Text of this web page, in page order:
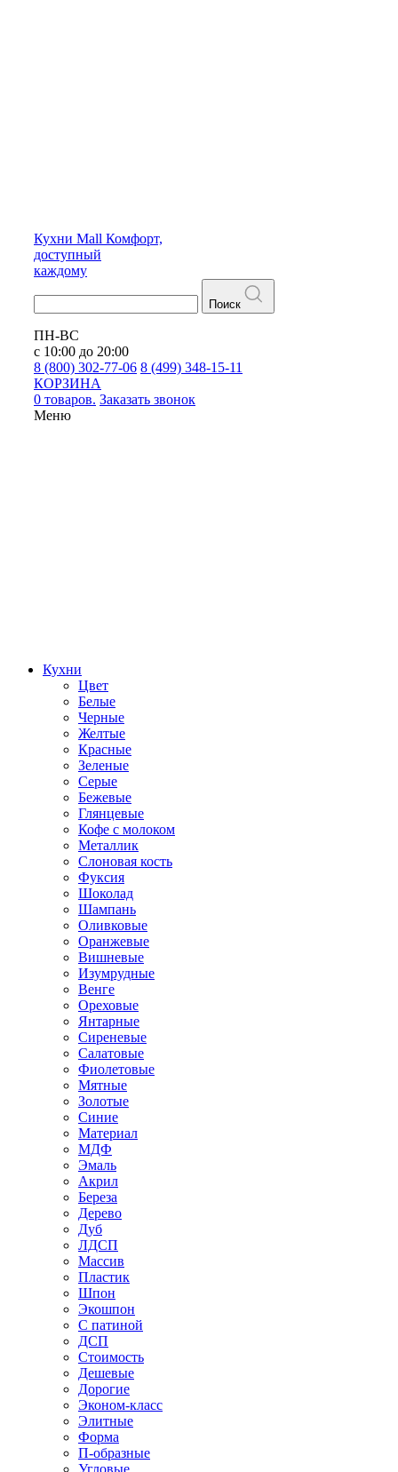
Кухни Mall Комфорт,
доступный
каждому
Поиск
ПН-ВС
с 10:00 до 20:00
8 (800) 302-77-06 8 (499) 348-15-11
КОРЗИНА
0 товаров. Заказать звонок
Меню
Кухни
Цвет
Белые
Черные
Желтые
Красные
Зеленые
Серые
Бежевые
Глянцевые
Кофе с молоком
Металлик
Слоновая кость
Фуксия
Шоколад
Шампань
Оливковые
Оранжевые
Вишневые
Изумрудные
Венге
Ореховые
Янтарные
Сиреневые
Салатовые
Фиолетовые
Мятные
Золотые
Синие
Материал
МДФ
Эмаль
Акрил
Береза
Дерево
Дуб
ЛДСП
Массив
Пластик
Шпон
Экошпон
С патиной
ДСП
Стоимость
Дешевые
Дорогие
Эконом-класс
Элитные
Форма
П-образные
Угловые